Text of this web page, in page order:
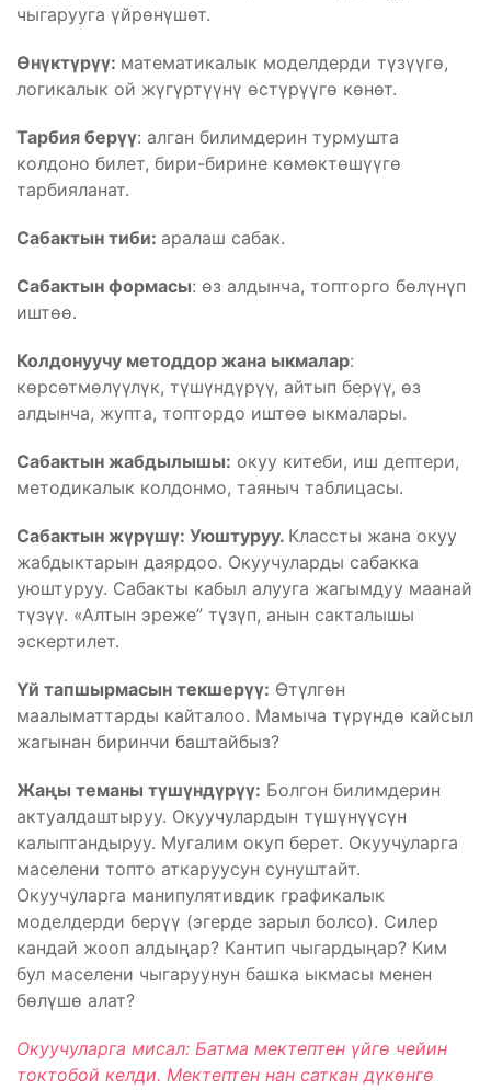
чыгарууга үйрөнүшөт.
Өнүктүрүү: математикалык моделдерди түзүүгө,
логикалык ой жүгүртүүнү өстүрүүгө көнөт.
Тарбия берүү: алган билимдерин турмушта
колдоно билет, бири-бирине көмөктөшүүгө
тарбияланат.
Сабактын тиби: аралаш сабак.
Сабактын формасы: өз алдынча, топторго бөлүнүп
иштөө.
Колдонуучу методдор жана ыкмалар:
көрсөтмөлүүлүк, түшүндүрүү, айтып берүү, өз
алдынча, жупта, топтордо иштөө ыкмалары.
Сабактын жабдылышы: окуу китеби, иш дептери,
методикалык колдонмо, таяныч таблицасы.
Сабактын жүрүшү: Уюштуруу. Классты жана окуу
жабдыктарын даярдоо. Окуучуларды сабакка
уюштуруу. Сабакты кабыл алууга жагымдуу маанай
түзүү. «Алтын эреже” түзүп, анын сакталышы
эскертилет.
Үй тапшырмасын текшерүү: Өтүлгөн
маалыматтарды кайталоо. Мамыча түрүндө кайсыл
жагынан биринчи баштайбыз?
Жаңы теманы түшүндүрүү: Болгон билимдерин
актуалдаштыруу. Окуучулардын түшүнүүсүн
калыптандыруу. Мугалим окуп берет. Окуучуларга
маселени топто аткаруусун сунуштайт.
Окуучуларга манипулятивдик графикалык
моделдерди берүү (эгерде зарыл болсо). Силер
кандай жооп алдыңар? Кантип чыгардыңар? Ким
бул маселени чыгаруунун башка ыкмасы менен
бөлүшө алат?
Окуучуларга мисал: Батма мектептен үйгө чейин
токтобой келди. Мектептен нан саткан дүкөнгө